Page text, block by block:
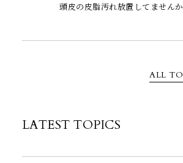
頭皮の皮脂汚れ放置してません
ALL
LATEST TOPICS